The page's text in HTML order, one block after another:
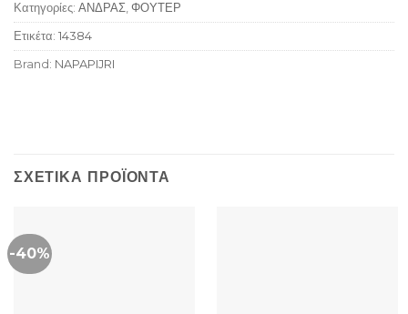
Κατηγορίες: ΑΝΔΡΑΣ, ΦΟΥΤΕΡ
Ετικέτα: 14384
Brand: NAPAPIJRI
ΣΧΕΤΙΚΆ ΠΡΟΪΌΝΤΑ
-40%